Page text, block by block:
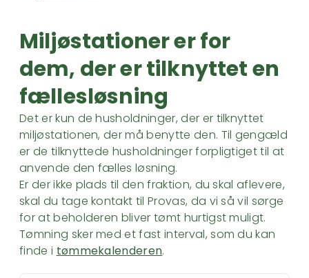
Miljøstationer er for
dem, der er tilknyttet en
fællesløsning
Det er kun de husholdninger, der er tilknyttet
miljøstationen, der må benytte den. Til gengæld
er de tilknyttede husholdninger forpligtiget til at
anvende den fælles løsning.
Er der ikke plads til den fraktion, du skal aflevere,
skal du tage kontakt til Provas, da vi så vil sørge
for at beholderen bliver tømt hurtigst muligt.
Tømning sker med et fast interval, som du kan
finde i tømmekalenderen.